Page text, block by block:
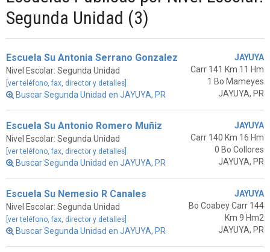
Segunda Unidad (3)
Escuela Su Antonia Serrano Gonzalez
Nivel Escolar: Segunda Unidad
[ver teléfono, fax, director y detalles]
Buscar Segunda Unidad en JAYUYA, PR
JAYUYA
Carr 141 Km 11 Hm
1 Bo Mameyes
JAYUYA, PR
Escuela Su Antonio Romero Muñiz
Nivel Escolar: Segunda Unidad
[ver teléfono, fax, director y detalles]
Buscar Segunda Unidad en JAYUYA, PR
JAYUYA
Carr 140 Km 16 Hm
0 Bo Collores
JAYUYA, PR
Escuela Su Nemesio R Canales
Nivel Escolar: Segunda Unidad
[ver teléfono, fax, director y detalles]
Buscar Segunda Unidad en JAYUYA, PR
JAYUYA
Bo Coabey Carr 144
Km 9 Hm2
JAYUYA, PR